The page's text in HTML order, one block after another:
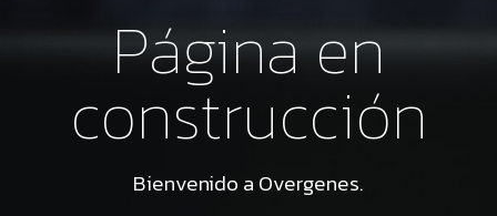
Página en
construcción
Bienvenido a Overgenes.